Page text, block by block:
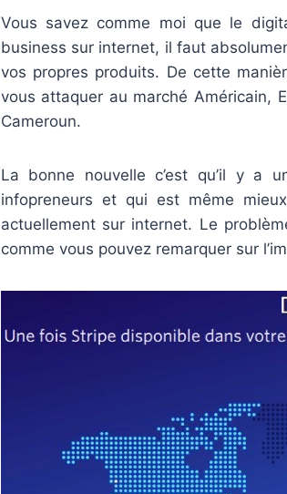
Vous savez comme moi que le
business sur internet, il faut
vos propres produits. De cette
vous attaquer au marché Américain,
Cameroun.
La bonne nouvelle c’est qu’il y a
infopreneurs et qui est même
actuellement sur internet. Le
comme vous pouvez remarquer sur